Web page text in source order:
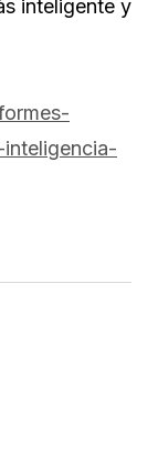
inteligente y